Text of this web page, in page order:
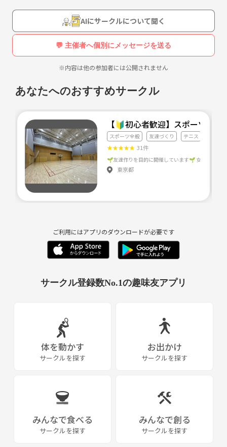
☆どんなチーム？☆
スポーツ経験が無い人でもゼロから楽しくフットサルを始められる場に
します。
未経験者が集い楽しめるチームです
で同じように運動が苦手な女性も遠慮無くご参加下さい(^_^)
☆このチームの目的☆
フットサルを通して運動不足解消、ストレス発散！
◇募集対象者は下記の方に限ります◇
・フットサル（サッカーも含む）未経験
・24歳以上～45歳以下の社会人男女
後半; ゲームをしたりルールを覚えたりします。
（＊しかしこのチームの代表もあくまで遊び程度の経験しかありません
ので、複雑な練習はやるつもりはありません。未経験者の人が少しづつ
慣れていく為の練習を毎回行う予定です）
12月14日（金曜）19～21時です
AIにサークルについて聞く
💬 主催者へ個別にメッセージを送る
※内容は他の参加者には公開されません
あなたへのおすすめサークル
【🔰初心者歓迎】スポーツク
スポーツ全般 友達づくり テニス
★★★★★ 31件
東京都
ご利用にはアプリのダウンロードが必要です
サークル登録数No.1の趣味友アプリ
体を動かす
サークルを探す
お出かけ
サークルを探す
みんなで食べる
サークルを探す
みんなで創る
サークルを探す